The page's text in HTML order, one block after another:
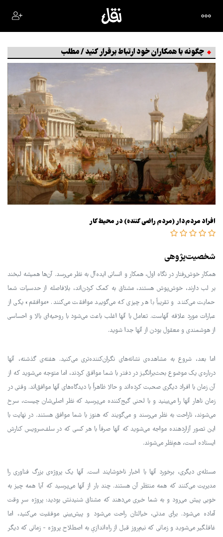
چگونه با همکاران خود ارتباط برقرار کنید / مطلب
افراد مردم‌دار (مردم راضی کننده) در محیط کار
شخصیت‌پژوهی
همکار خوش‌رفتار در نگاه اول، همکار و انسانی ایده‌آل به نظر می‌رسد. آن‌ها همیشه لبخند
بر لب دارند، خوش‌پوش هستند، مشتاق به کمک کردن‌اند، بلافاصله از حدسیات شما
حمایت می‌کنند و تقریباً با هر چیزی که می‌گویید موافقت می‌کنند. «موافقم» یکی از
عبارات مورد علاقه آنهاست. تعامل با آنها اغلب باعث می‌شود با روحیه‌ای بالا و احساسی
از هوشمندی و معقول بودن از آنها جدا شوید.
اما بعد، شروع به مشاهده‌ی نشانه‌های نگران‌کننده‌تری می‌کنید. هفته‌ی گذشته، آنها
درباره‌ی یک موضوع بحث‌برانگیز در دفتر با شما موافق کردند، اما متوجه می‌شوید که از
آن زمان با افراد دیگری صحبت کرده‌اند و حالا ظاهراً با دیدگاه‌های آنها موافق‌اند. وقتی در
زمان ناهار آنها را می‌بینید و با لحنی گیج‌کننده می‌پرسید که نظر اصلی‌شان چیست، سرخ
می‌شوند، ناراحت به نظر می‌رسند و می‌گویند که هنوز با شما موافق هستند. در نهایت با
این تصور آزاردهنده مواجه می‌شوید که آنها صرفاً با هر کسی که در سلف‌سرویس کنارش
ایستاده است، هم‌نظر می‌شوند.
مسئله‌ی دیگری، برخورد آنها با اخبار ناخوشایند است. آنها یک پروژه‌ی بزرگ فناوری را
مدیریت می‌کنند که همه منتظر آن هستند. چند بار از آنها می‌پرسید که آیا همه چیز به
خوبی پیش می‌رود و به شما خبری می‌دهند که مشتاق شنیدنش بودید: پروژه سرِ وقت
آماده می‌شود. برای مدتی، خیالتان راحت می‌شود و پیش‌بینی موفقیت می‌کنید، اما
غافلگیر می‌شوید و زمانی که نیم‌روز قبل از راه‌اندازیِ به اصطلاح پروژه - زمانی که دیگر